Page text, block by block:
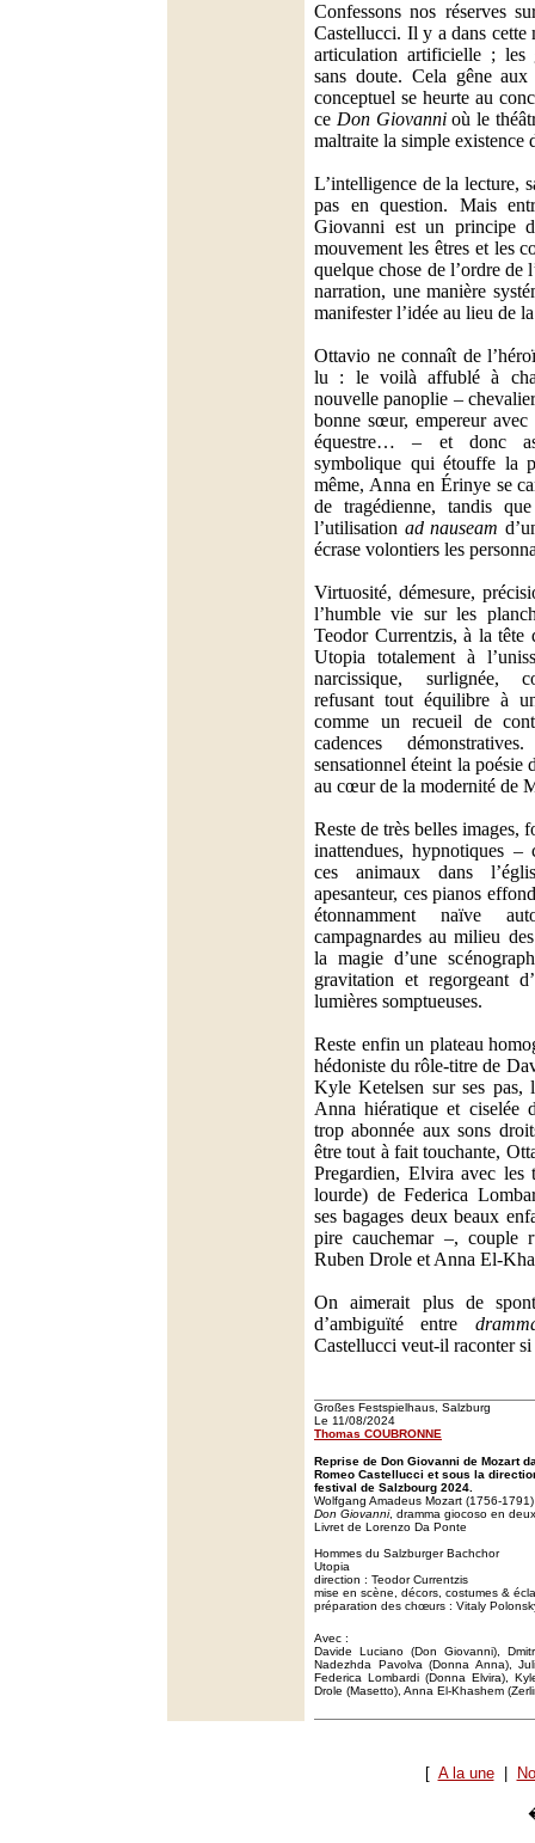
Confessons nos réserves
Castellucci. Il y a dans cette
articulation artificielle ; les
sans doute. Cela gêne
conceptuel se heurte au
ce Don Giovannioù le
maltraite la simple existence
L’intelligence de la lecture,
pas en question. Mais
Giovanni est un principe
mouvement les êtres et les
quelque chose de l’ordre de
narration, une manière
manifester l’idée au lieu de
Ottavio ne connaît de
lu : le voilà affublé à
nouvelle panoplie –
bonne sœur, empereur
équestre… – et donc
symbolique qui étouffe la
même, Anna en Érinye se
de tragédienne, tandis
l’utilisation ad nauseam
écrase volontiers les
Virtuosité, démesure,
l’humble vie sur les
Teodor Currentzis, à la tête
Utopia totalement à
narcissique, surlignée,
refusant tout équilibre à
comme un recueil de
cadences
sensationnel éteint la poésie
au cœur de la modernité de
Reste de très belles images,
inattendues, hypnotiques –
ces animaux dans
apesanteur, ces pianos
étonnamment naïve
campagnardes au milieu
la magie d’une
gravitation et regorgeant
lumières somptueuses.
Reste enfin un plateau
hédoniste du rôle-titre de
Kyle Ketelsen sur ses pas,
Anna hiératique et ciselée
trop abonnée aux sons
être tout à fait touchante,
Pregardien, Elvira avec les
lourde) de Federica
ses bagages deux beaux
pire cauchemar –, couple
Ruben Drole et Anna El-
On aimerait plus de
d’ambiguïté entre
Castellucci veut-il raconter si
Großes Festspielhaus, Salzburg
Le 11/08/2024
Thomas COUBRONNE
Reprise de Don Giovanni de Mozart
Romeo Castellucci et sous la
festival de Salzbourg 2024.
Wolfgang Amadeus Mozart (1756-1791)
Don Giovanni, dramma giocoso en
Livret de Lorenzo Da Ponte
Hommes du Salzburger Bachchor
Utopia
direction : Teodor Currentzis
mise en scène, décors, costumes &
préparation des chœurs : Vitaly
Avec :
Davide Luciano (Don Giovanni),
Nadezhda Pavolva (Donna Anna),
Federica Lombardi (Donna Elvira),
Drole (Masetto), Anna El-Khashem
[ A la une|